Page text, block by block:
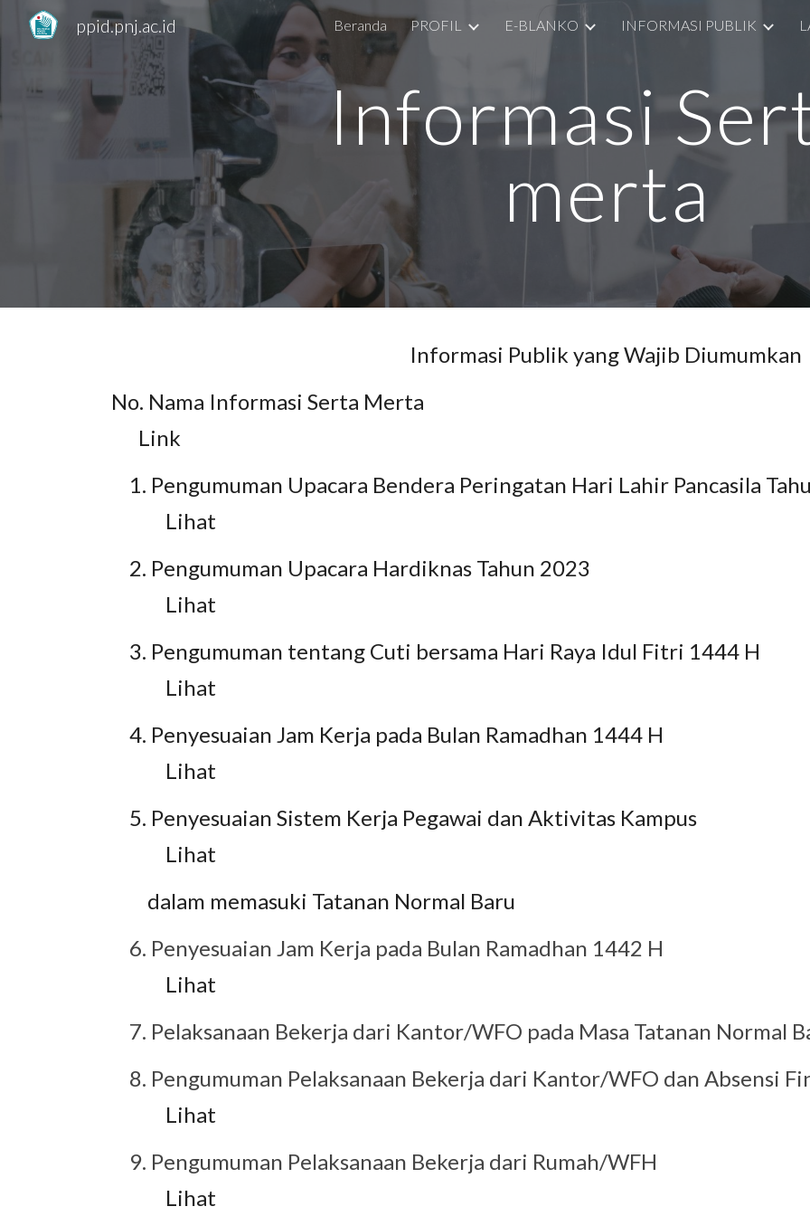
Skip to main content Skip to
ppid.pnj.ac.id Beranda PROFIL E-BLANKO INFORMASI PUBLIK
Informasi
merta
Informasi Publik yang Wajib Diumumkan
No. Nama Informasi Serta Merta
Link
1. Pengumuman Upacara Bendera Peringatan Hari Lahir Pancasila
Lihat
2. Pengumuman Upacara Hardiknas Tahun 2023
Lihat
3. Pengumuman tentang Cuti bersama Hari Raya Idul Fitri 1444 H
Lihat
4. Penyesuaian Jam Kerja pada Bulan Ramadhan 1444 H
Lihat
5. Penyesuaian Sistem Kerja Pegawai dan Aktivitas Kampus
Lihat
dalam memasuki Tatanan Normal Baru
6. Penyesuaian Jam Kerja pada Bulan Ramadhan 1442 H
Lihat
7. Pelaksanaan Bekerja dari Kantor/WFO pada Masa Tatanan Normal
8. Pengumuman Pelaksanaan Bekerja dari Kantor/WFO dan Absensi
Lihat
9. Pengumuman Pelaksanaan Bekerja dari Rumah/WFH
Lihat